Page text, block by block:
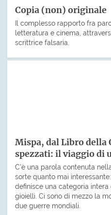
Copia (non) originale
Il complesso rapporto fra
letteratura e cinema,
scrittrice falsaria.
Mispa, dal Libro della
spezzati: il viaggio di
C’è una parola contenuta
sorte quanto mai
definisce una categoria intera
gioielli. Ci sono di mezzo la
due guerre mondiali.